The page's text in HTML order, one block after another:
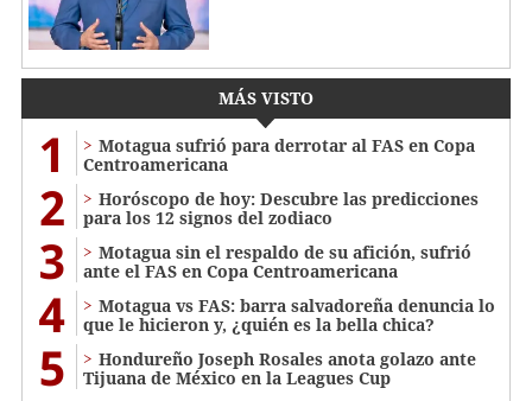
MÁS VISTO
1
Motagua sufrió para derrotar al FAS en Copa
Centroamericana
2
Horóscopo de hoy: Descubre las predicciones
para los 12 signos del zodiaco
3
Motagua sin el respaldo de su afición, sufrió
ante el FAS en Copa Centroamericana
4
Motagua vs FAS: barra salvadoreña denuncia lo
que le hicieron y, ¿quién es la bella chica?
5
Hondureño Joseph Rosales anota golazo ante
Tijuana de México en la Leagues Cup